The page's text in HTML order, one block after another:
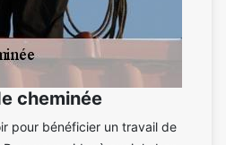
cheminée
pour bénéficier un travail de